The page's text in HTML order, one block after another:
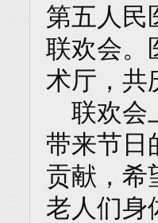
第五人民
联欢会。
术厅，共
联欢会
带来节日
贡献，希
老人们身